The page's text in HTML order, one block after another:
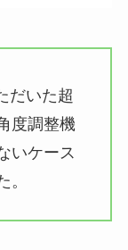
だいた超
度調整機
いケース
。